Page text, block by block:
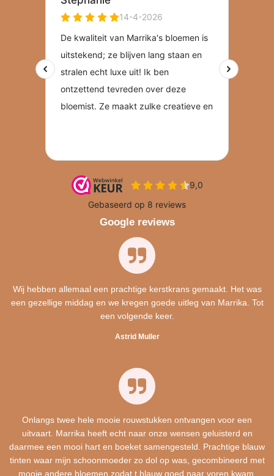
Google reviews
Wij hebben allemaal een prachtige kerstkrans gemaakt. Het was
een gezellige middag en we kregen goede uitleg van Marrika. Tot
een volgende keer.
Astrid Muller
Onlangs twee hele mooie rouwstukken ontvangen voor een
uitvaart. Marrika heeft echt naar onze wensen geluisterd en
daarmee een mooi hart en boeket samengesteld. Prachtige blauw
tinten waar mijn schoonmoeder zo dol op was, gecombineerd met
mooie andere bloemen zodat t blauw goed naar voren kwam.